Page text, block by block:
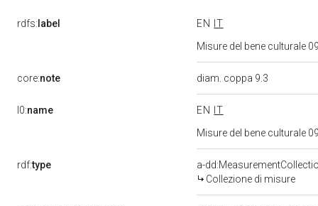
rdfs: label EN
IT
Misure del bene culturale
core:note diam. coppa 9.3
l0:name EN
IT
Misure del bene culturale
rdf:type
a-
Collezione di misure